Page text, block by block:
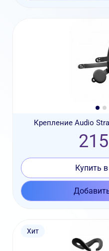
Крепление Audio
Купить
Хит